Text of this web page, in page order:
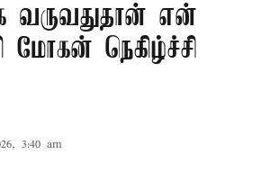
வருவதுதான் என்
மோகன் நெகிழ்ச்சி
3:40 am